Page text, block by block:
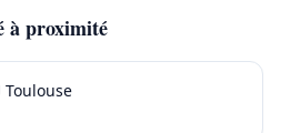
à proximité
Toulouse